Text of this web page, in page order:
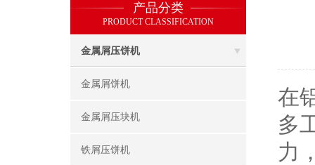
产品分类
PRODUCT CLASSIFICATION
金属屑压饼机
金属屑饼机
金属屑压块机
铁屑压饼机
在
多
力